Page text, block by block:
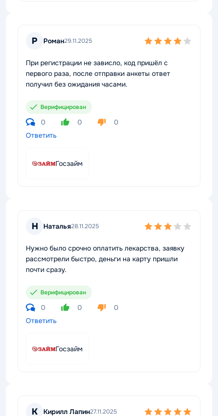
Р Роман29.11.2025
При регистрации не зависло, код пришёл с
первого раза, после отправки анкеты ответ
получил без ожидания часами.
Верифицирован
0 0
0
Ответить
Госзайм
Н Наталья28.11.2025
Нужно было срочно оплатить лекарства, заявку
рассмотрели быстро, деньги на карту пришли
почти сразу.
Верифицирован
0 0
0
Ответить
Госзайм
К Кирилл Лапин27.11.2025